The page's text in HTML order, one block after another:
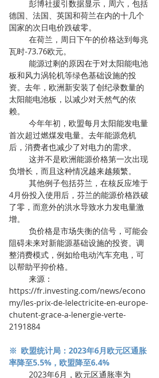
德国、法国、英国和荷兰在内的十几个
国家的次日电价跌破零。
瓦时-73.76欧元。
板和风力涡轮机等绿色基础设施的投
资。去年，欧洲新安装了创纪录数量的
太阳能电池板，以减少对天然气的依
赖。
首次超过燃煤发电量。去年能源危机
后，消费者也减少了对电力的需求。
负增长，而且这种情况越来越频繁。
4月份投入使用后，芬兰的能源价格跌破
了零，而意外的洪水导致水力发电量激
增。
阻碍未来对新能源基础设施的投资。调
整消费模式，例如给电动汽车充电，可
以帮助平抑价格。
https://fr.investing.com/news/econo
my/les-prix-de-lelectricite-en-europe-
chutent-grace-a-lenergie-verte-
2191884
※  欧盟统计局：2023年6月欧元区通胀
率降至5.5%，欧盟降至6.4%